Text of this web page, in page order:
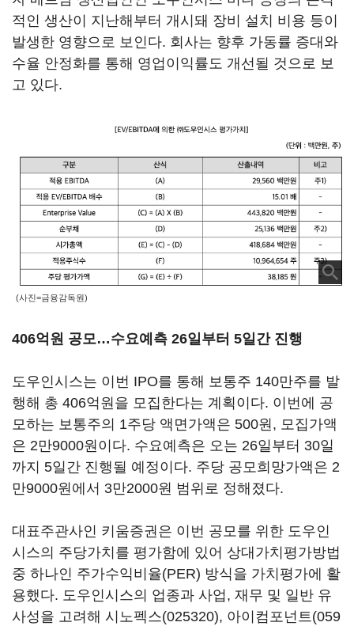
적인 생산이 지난해부터 개시돼 장비 설치 비용 등이
발생한 영향으로 보인다. 회사는 향후 가동률 증대와
수율 안정화를 통해 영업이익률도 개선될 것으로 보
고 있다.
(사진=금융감독원)
406억원 공모…수요예측 26일부터 5일간 진행
도우인시스는 이번 IPO를 통해 보통주 140만주를 발
행해 총 406억원을 모집한다는 계획이다. 이번에 공
모하는 보통주의 1주당 액면가액은 500원, 모집가액
은 2만9000원이다. 수요예측은 오는 26일부터 30일
까지 5일간 진행될 예정이다. 주당 공모희망가액은 2
만9000원에서 3만2000원 범위로 정해졌다.
대표주관사인 키움증권은 이번 공모를 위한 도우인
시스의 주당가치를 평가함에 있어 상대가치평가방법
중 하나인 주가수익비율(PER) 방식을 가치평가에 활
용했다. 도우인시스의 업종과 사업, 재무 및 일반 유
사성을 고려해 시노펙스(025320), 아이컴포넌트(059